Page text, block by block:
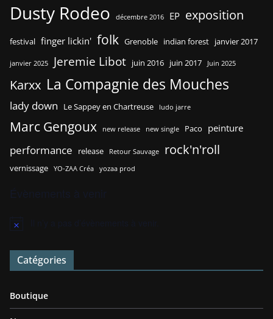
Dusty Rodeo décembre 2016 EP exposition
festival finger lickin' folk Grenoble indian forest janvier 2017
janvier 2025 Jeremie Libot juin 2016 juin 2017 Juin 2025
Karxx La Compagnie des Mouches
lady down Le Sappey en Chartreuse ludo jarre
Marc Gengoux new release new single Paco peinture
performance release Retour Sauvage rock'n'roll
vernissage YO-ZAA Créa yozaa prod
N
t
c
Catégories
Boutique